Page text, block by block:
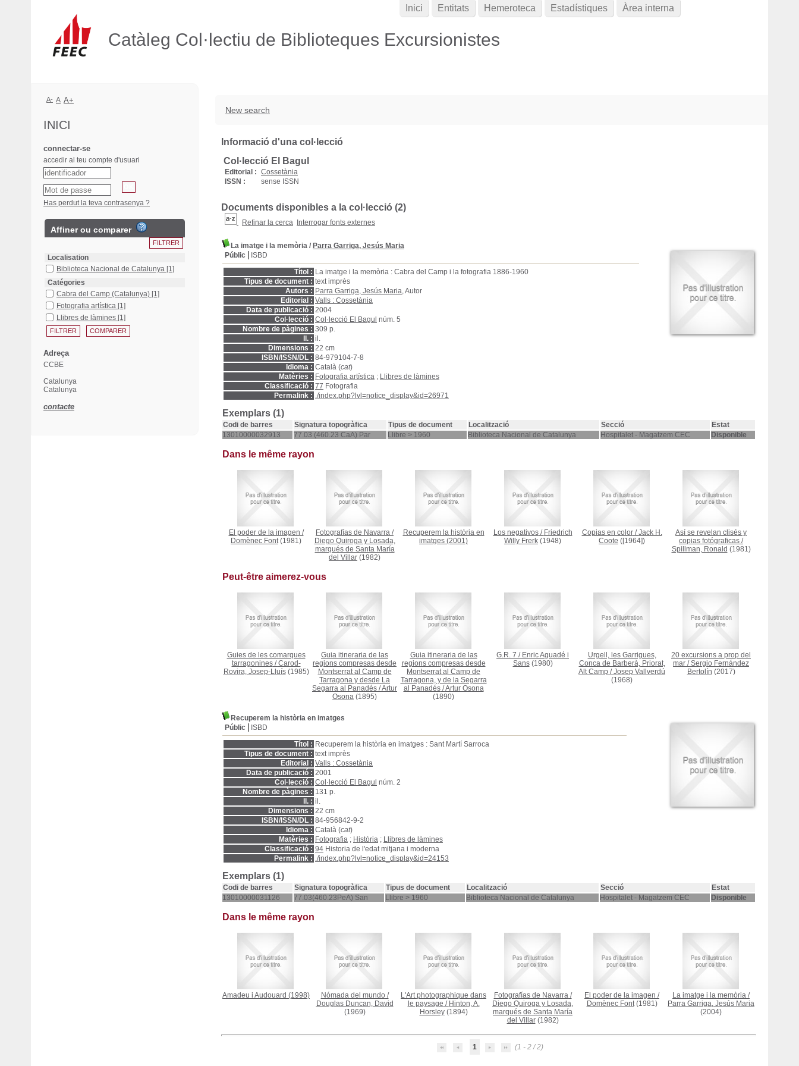
Catàleg Col·lectiu de Biblioteques Excursionistes
New search
Informació d'una col·lecció
Col·lecció El Bagul
Editorial : Cossetània
ISSN :
sense ISSN
Documents disponibles a la col·lecció (2)
Refinar la cerca Interrogar fonts externes
La imatge i la memòria / Parra Garriga, Jesús Maria
Públic
ISBD
Títol : La imatge i la memòria : Cabra del Camp i la fotografia 1886-1960
Tipus de document : text imprès
Autors : Parra Garriga, Jesús Maria, Autor
Editorial : Valls : Cossetània
Data de publicació : 2004
Col·lecció : Col·lecció El Bagul núm. 5
Nombre de pàgines : 309 p.
ll. : il.
Dimensions : 22 cm
ISBN/ISSN/DL : 84-979104-7-8
Idioma : Català (cat)
Matèries : Fotografia artística ; Llibres de làmines
Classificació : 77 Fotografia
Permalink : ./index.php?lvl=notice_display&id=26971
Exemplars (1)
Codi de barres Signatura topogràfica Tipus de document Localització Secció
Estat
13010000032913
77.03 (460.23 CaA) Par Llibre > 1960 Biblioteca Nacional de Catalunya Hospitalet - Magatzem CEC Disponible
Dans le même rayon
El poder de la imagen /
Domènec Font(1981)
Fotografías de Navarra /
Diego Quiroga y Losada,
marqués de Santa María
del Villar (1982)
Recuperem la història en
imatges (2001)
Los negativos/ Friedrich
Willy Frerk (1948)
Copias en color/Jack H.
Coote ([1964])
Así se revelan clisés y
copias fotógraficas /
Spillman, Ronald (1981)
Peut-être aimerez-vous
Guies de les comarques
tarragonines/Carod-
Rovira, Josep-Lluís(1985)
Guia itineraria de las
regions compresas desde
Montserrat al Camp de
Tarragona y desde La
Segarra al Panadés /Artur
Osona (1895)
Guia itineraria de las
regions compresas desde
Montserrat al Camp de
Tarragona, y de la Segarra
al Panadés/Artur Osona
(1890)
G.R. 7 / Enric Aguadé i
Sans(1980)
Urgell, les Garrigues,
Conca de Barberà, Priorat,
Alt Camp /Josep Vallverdú
(1968)
20 excursions a prop del
mar /Sergio Fernández
Bertolín (2017)
Recuperem la història en imatges
Públic
ISBD
Títol : Recuperem la història en imatges : Sant Martí Sarroca
Tipus de document : text imprès
Editorial : Valls : Cossetània
Data de publicació : 2001
Col·lecció : Col·lecció El Bagul núm. 2
Nombre de pàgines : 131 p.
ll. : il.
Dimensions : 22 cm
ISBN/ISSN/DL : 84-956842-9-2
Idioma : Català (cat)
Matèries : Fotografia ; Història ; Llibres de làmines
Classificació : 94 Historia de l'edat mitjana i moderna
Permalink : ./index.php?lvl=notice_display&id=24153
Exemplars (1)
Codi de barres Signatura topogràfica Tipus de document Localització Secció
Estat
13010000031126
77.03(460.23PeA) San Llibre > 1960 Biblioteca Nacional de Catalunya Hospitalet - Magatzem CEC Disponible
Dans le même rayon
Amadeu i Audouard (1998) Nómada del mundo/
Douglas Duncan, David
(1969)
L'Art photographique dans
le paysage / Hinton, A.
Horsley(1894)
Fotografías de Navarra/
Diego Quiroga y Losada,
marqués de Santa María
del Villar(1982)
El poder de la imagen /
Domènec Font(1981)
La imatge i la memòria /
Parra Garriga, Jesús Maria
(2004)
1 (1 - 2 / 2)
Inici Entitats Hemeroteca Estadístiques Àrea interna
A- A A+
INICI
connectar-se
accedir al teu compte d'usuari
Has perdut la teva contrasenya ?
Affiner ou comparer
Localisation
Biblioteca Nacional de Catalunya [1]
Catégories
Cabra del Camp (Catalunya) [1]
Fotografia artística [1]
Llibres de làmines [1]
Adreça
CCBE
Catalunya
Catalunya
contacte